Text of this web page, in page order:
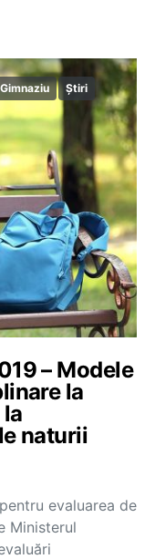
Gimnaziu Știri
– Modele
la
naturii
evaluarea de
Ministerul